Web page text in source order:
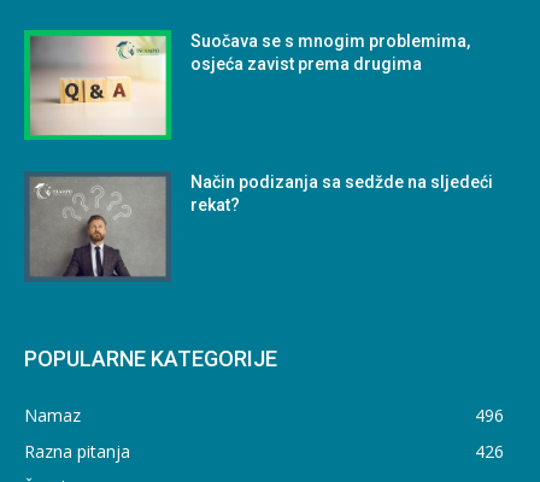
Suočava se s mnogim problemima,
osjeća zavist prema drugima
Način podizanja sa sedžde na sljedeći
rekat?
POPULARNE KATEGORIJE
Namaz
496
Razna pitanja
426